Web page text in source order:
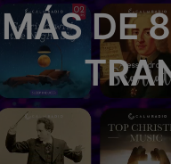
MÁS DE